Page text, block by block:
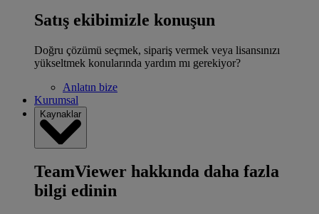
Satış ekibimizle konuşun
Doğru çözümü seçmek, sipariş vermek veya lisansınızı
yükseltmek konularında yardım mı gerekiyor?
Anlatın bize
Kurumsal
Kaynaklar
TeamViewer hakkında daha fazla
bilgi edinin